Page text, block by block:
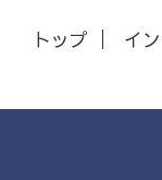
トップ イ